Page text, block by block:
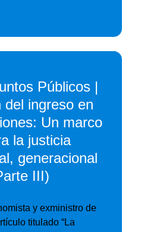
Públicos |
del ingreso en
Un marco
la justicia
generacional
III)
y exministro de
titulado “La